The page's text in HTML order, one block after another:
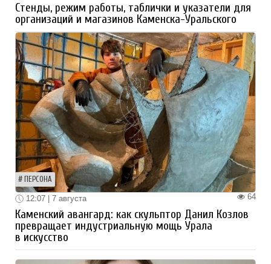
Стенды, режим работы, таблички и указатели для
организаций и магазинов Каменска-Уральского
ПЕРСОНА
64
12:07 | 7 августа
Каменский авангард: как скульптор Данил Козлов
превращает индустриальную мощь Урала
в искусство